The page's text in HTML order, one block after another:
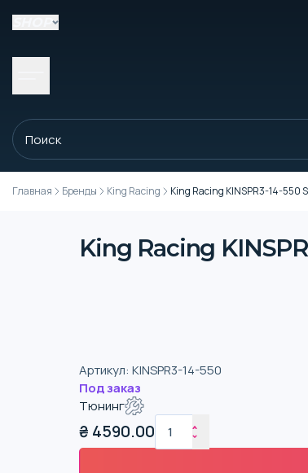
Главная Бренды King Racing King Racing KINSPR3-14-550
King Racing
Артикул: KINSPR3-14-550
Под заказ
Тюнинг
₴ 4590.00